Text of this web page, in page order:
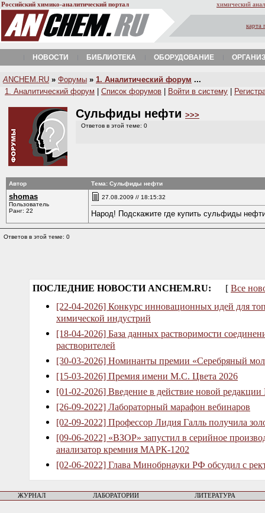
Российский химико-аналитический портал химический
карта
НОВОСТИ БИБЛИОТЕКА ОБОРУДОВАНИЕ
A NCHEM.RU » Форумы » 1. Аналитический форум ...
1. Аналитический форум
Список форумов Войти в систему
Сульфиды нефти >>>
Ответов в этой теме: 0
Автор Тема: Сульфиды нефти
shomas
Пользователь
Ранг: 22
27.08.2009 // 18:15:32
Народ! Подскажите где купить сульфиды
Ответов в этой теме: 0
ПОСЛЕДНИЕ НОВОСТИ ANCHEM.RU: [ Все
[22-04-2026] Конкурс инновационных идей для
химической индустрий
[18-04-2026] База данных растворимости
растворителей
[30-03-2026] Номинанты премии «Серебряный
[15-03-2026] Премия имени М.С. Цвета 2026
[01-02-2026] Введение в действие новой
[26-09-2022] Лабораторный марафон вебинаров
[02-09-2022] Профессор Лидия Галль получила
[09-06-2022] «ВЗОР» запустил в серийное
анализатор кремния МАРК-1202
[02-06-2022] Глава Минобрнауки РФ обсудил с
ЖУРНАЛ ЛАБОРАТОРИИ ЛИТЕРАТУРА